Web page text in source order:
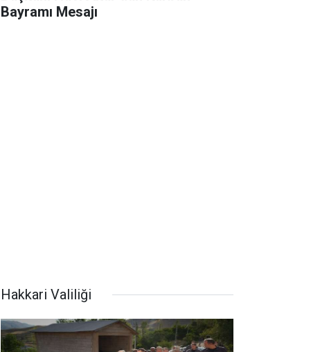
Bayramı Mesajı
Hakkari Valiliği